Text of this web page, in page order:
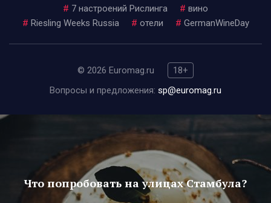
# 7 настроений Рислинга # вино
# Riesling Weeks Russia # отели # GermanWineDay
© 2026 Euromag.ru
18+
Вопросы и предложения: sp@euromag.ru
Что попробовать на улицах Стамбула?